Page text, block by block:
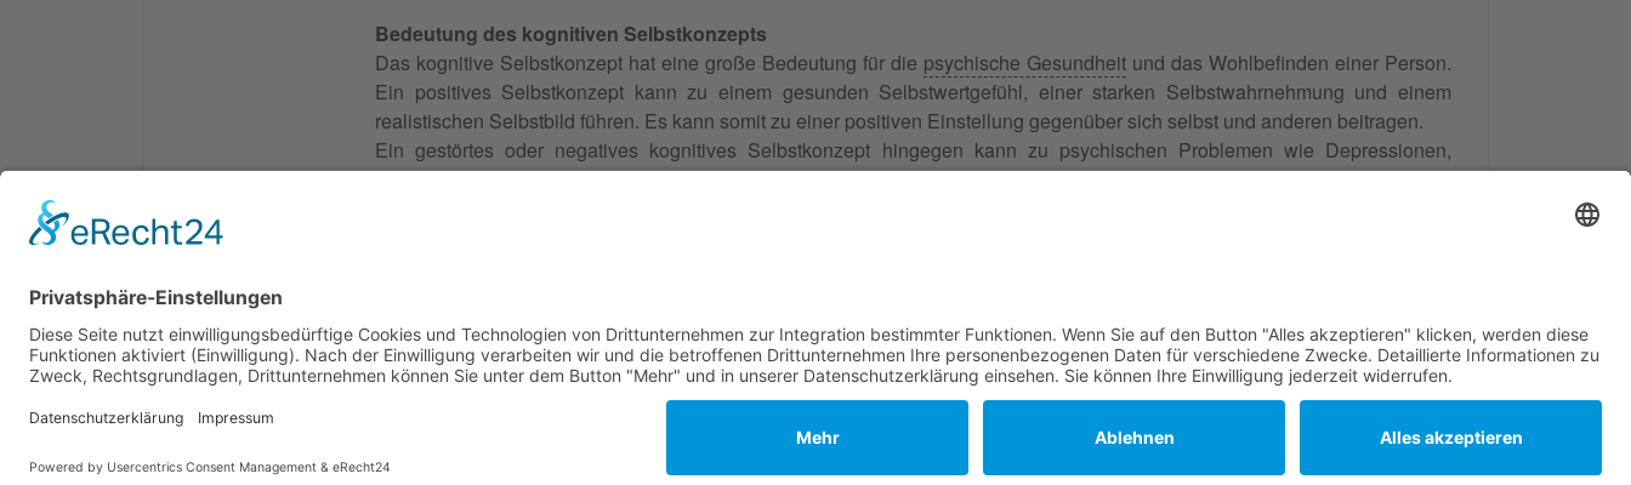
Bedeutung des kognitiven Selbstkonzepts
Das kognitive Selbstkonzept hat eine große Bedeutung für die psychische Gesundheit und das Wohlbefinden einer Person.
Ein positives Selbstkonzept kann zu einem gesunden Selbstwertgefühl, einer starken Selbstwahrnehmung und einem
realistischen Selbstbild führen. Es kann somit zu einer positiven Einstellung gegenüber sich selbst und anderen beitragen.
Ein gestörtes oder negatives kognitives Selbstkonzept hingegen kann zu psychischen Problemen wie Depressionen,
Angststörungen oder Essstörungen führen. Auch die Entwicklung vonPersönlichkeitsstörungenkann mit einem gestörten
© 2026 Frank Hartung Ihr Mediator bei Konflikten in Familie, Erbschaft, Beruf, Wirtschaft und Schule
🏠 06844 Dessau-Roßlau Albrechtstraße 116 ☎ 0340 530 952 03
Frank Hartung - Familien- und
263Bewertungen auf
ProvenExpert.com